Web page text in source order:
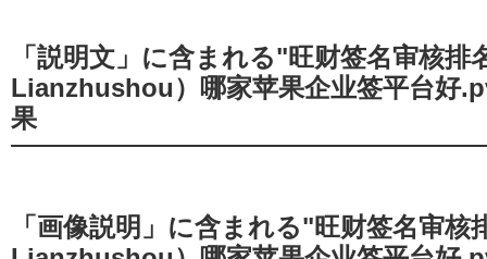
「説明文」に含まれる"旺财签名审核排
Lianzhushou）哪家苹果企业签平台好
果
「画像説明」に含まれる"旺财签名审核